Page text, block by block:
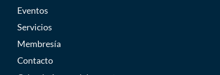
Eventos
Servicios
Membresía
Contacto